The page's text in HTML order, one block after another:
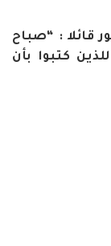
قائلا : “صباح
كتبوا بأن